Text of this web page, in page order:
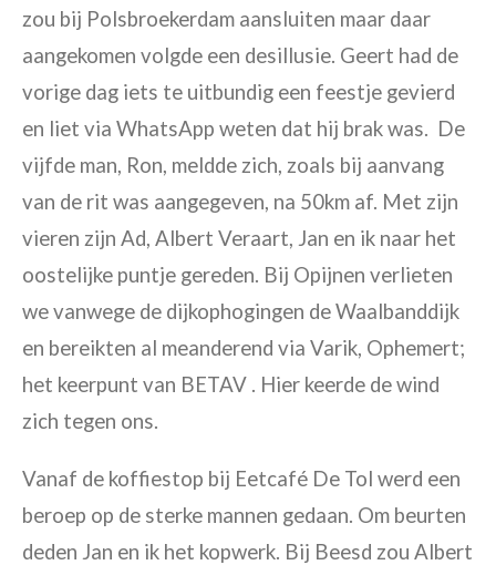
zou bij Polsbroekerdam aansluiten maar daar
aangekomen volgde een desillusie. Geert had de
vorige dag iets te uitbundig een feestje gevierd
en liet via WhatsApp weten dat hij brak was. De
vijfde man, Ron, meldde zich, zoals bij aanvang
van de rit was aangegeven, na 50km af. Met zijn
vieren zijn Ad, Albert Veraart, Jan en ik naar het
oostelijke puntje gereden. Bij Opijnen verlieten
we vanwege de dijkophogingen de Waalbanddijk
en bereikten al meanderend via Varik, Ophemert;
het keerpunt van BETAV . Hier keerde de wind
zich tegen ons.
Vanaf de koffiestop bij Eetcafé De Tol werd een
beroep op de sterke mannen gedaan. Om beurten
deden Jan en ik het kopwerk. Bij Beesd zou Albert